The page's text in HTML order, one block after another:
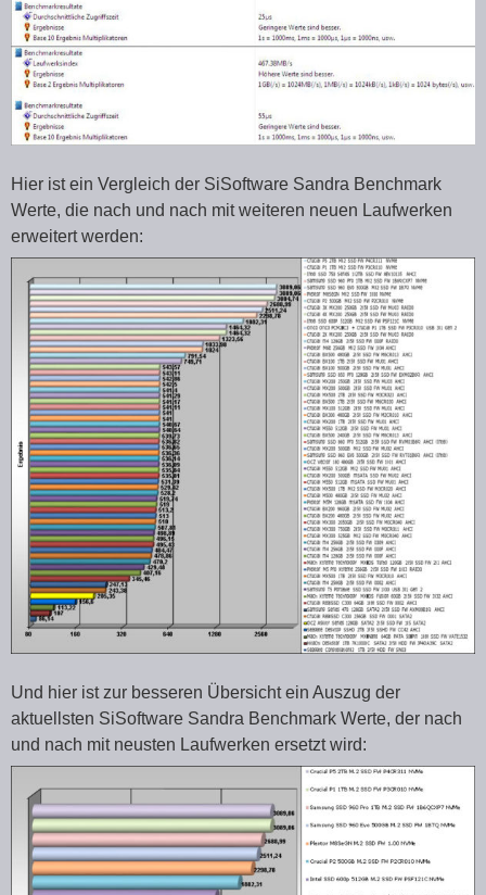
Hier ist ein Vergleich der SiSoftware Sandra Benchmark
Werte, die nach und nach mit weiteren neuen Laufwerken
erweitert werden:
Und hier ist zur besseren Übersicht ein Auszug der
aktuellsten SiSoftware Sandra Benchmark Werte, der nach
und nach mit neusten Laufwerken ersetzt wird: